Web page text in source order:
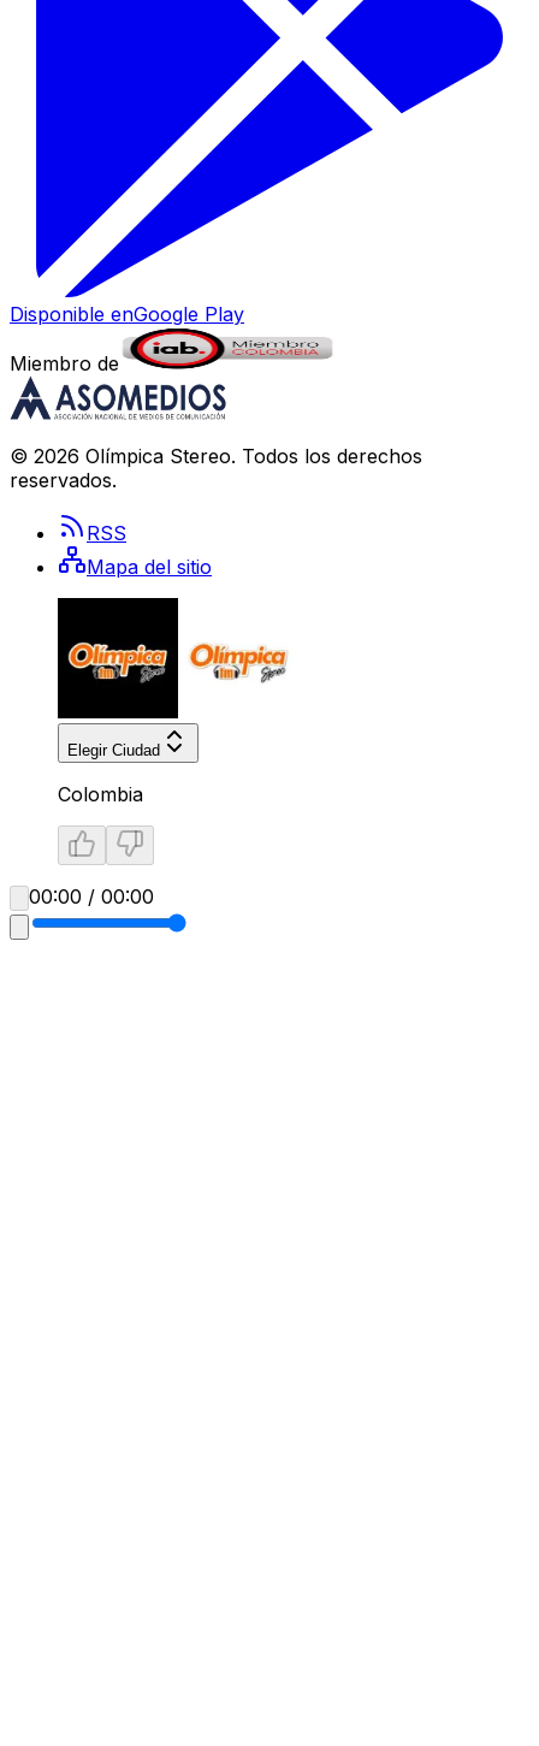
Disponible enGoogle Play
Miembro de
© 2026 Olímpica Stereo. Todos los derechos
reservados.
RSS
Mapa del sitio
Elegir Ciudad
Colombia
00:00 / 00:00